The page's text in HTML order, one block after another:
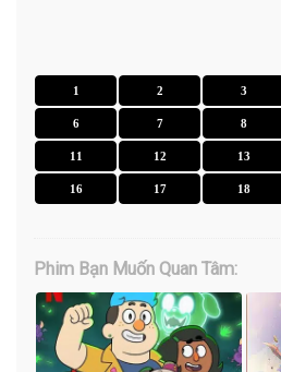
1 2 3
6 7 8
11 12 13
16 17 18
Phim Bạn Muốn Quan Tâm: